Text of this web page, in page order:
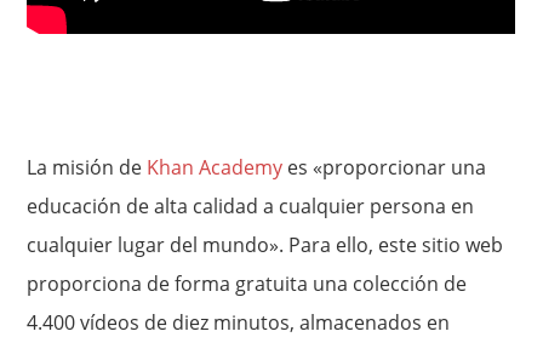
La misión de Khan Academy es «proporcionar una
educación de alta calidad a cualquier persona en
cualquier lugar del mundo». Para ello, este sitio web
proporciona de forma gratuita una colección de
4.400 vídeos de diez minutos, almacenados en